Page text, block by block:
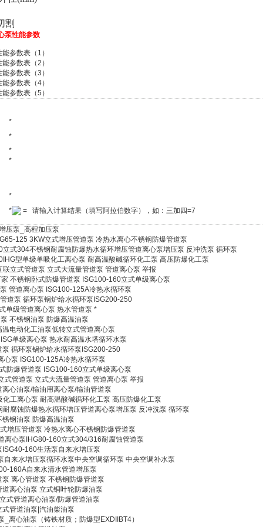
泵性能参数
参数表（1）
参数表（2）
参数表（3）
参数表（4）
参数表（5）
*
*
*
*
*
*
= 请输入计算结果（填写阿拉伯数字），如：三加四=7
压泵_高程加压泵
125 3KW立式增压管道泵 冷热水离心不锈钢防爆管道泵
式304不锈钢耐腐蚀防爆热水循环增压管道离心泵增压泵 反冲洗泵 循环泵
型单级单吸化工离心泵 耐高温酸碱循环化工泵 高压防爆化工泵
立式管道泵 立式大流量管道泵 管道离心泵 举报
不锈钢卧式防爆管道泵 ISG100-160立式单级离心泵
管道离心泵 ISG100-125A冷热水循环泵
道泵 循环泵锅炉给水循环泵ISG200-250
单级管道离心泵 热水管道泵 *
不锈钢油泵 防爆高温油泵
电动化工油泵低转立式管道离心泵
单级离心泵 热水耐高温水塔循环水泵
循环泵锅炉给水循环泵ISG200-250
心泵 ISG100-125A冷热水循环泵
防爆管道泵 ISG100-160立式单级离心泵
式管道泵 立式大流量管道泵 管道离心泵 举报
心油泵/输油用离心泵/输油管道泵
工离心泵 耐高温酸碱循环化工泵 高压防爆化工泵
腐蚀防爆热水循环增压管道离心泵增压泵 反冲洗泵 循环泵
钢油泵 防爆高温油泵
增压管道泵 冷热水离心不锈钢防爆管道泵
离心泵IHG80-160立式304/316耐腐蚀管道泵
160生活泵自来水增压泵
自来水增压泵循环水泵中央空调循环泵 中央空调补水泵
160A自来水清水管道增压泵
离心管道泵 不锈钢防爆管道泵
离心油泵 立式铜叶轮防爆油泵
式管道离心油泵/防爆管道油泵
管道油泵|汽油柴油泵
离心油泵（铸铁材质；防爆型EXDIIBT4）